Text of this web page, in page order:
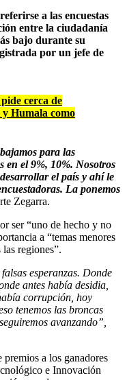
a las encuestas
entre la ciudadanía
bajo durante su
por un jefe de
cerca de
y Humala como
para las
en el 9%, 10%. Nosotros
el país y ahí le
La ponemos
Zegarra.
ser “uno de hecho y no
a “temas menores
regiones”.
esperanzas. Donde
antes había desidia,
corrupción, hoy
tenemos las broncas
avanzando”,
premios a los ganadores
e Innovación